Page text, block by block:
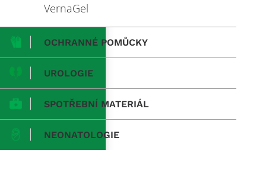
VernaGel
OCHRANNÉ POMŮCKY
UROLOGIE
SPOTŘEBNÍ MATERIÁL
NEONATOLOGIE